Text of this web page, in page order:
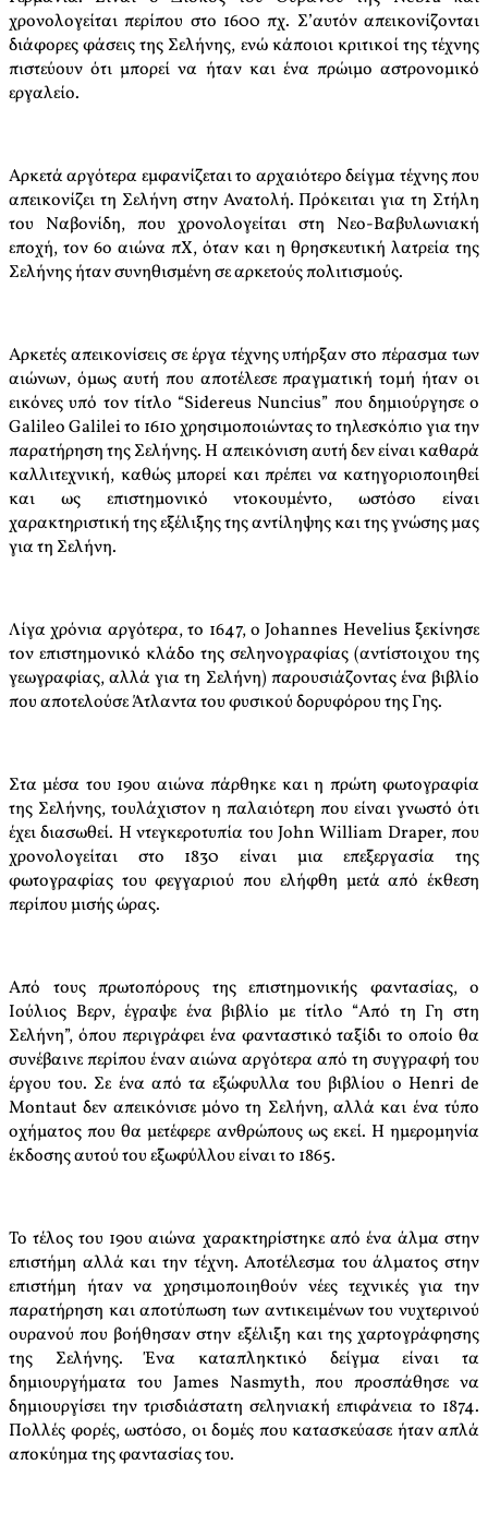
χρονολογείται περίπου στο 1600 πχ. Σ’αυτόν απεικονίζονται
διάφορες φάσεις της Σελήνης, ενώ κάποιοι κριτικοί της τέχνης
πιστεύουν ότι μπορεί να ήταν και ένα πρώιμο αστρονομικό
εργαλείο.
Αρκετά αργότερα εμφανίζεται το αρχαιότερο δείγμα τέχνης που
απεικονίζει τη Σελήνη στην Ανατολή. Πρόκειται για τη Στήλη
του Ναβονίδη, που χρονολογείται στη Νεο-Βαβυλωνιακή
εποχή, τον 6ο αιώνα πΧ, όταν και η θρησκευτική λατρεία της
Σελήνης ήταν συνηθισμένη σε αρκετούς πολιτισμούς.
Αρκετές απεικονίσεις σε έργα τέχνης υπήρξαν στο πέρασμα των
αιώνων, όμως αυτή που αποτέλεσε πραγματική τομή ήταν οι
εικόνες υπό τον τίτλο “Sidereus Nuncius” που δημιούργησε ο
Galileo Galilei το 1610 χρησιμοποιώντας το τηλεσκόπιο για την
παρατήρηση της Σελήνης. Η απεικόνιση αυτή δεν είναι καθαρά
καλλιτεχνική, καθώς μπορεί και πρέπει να κατηγοριοποιηθεί
και ως επιστημονικό ντοκουμέντο, ωστόσο είναι
χαρακτηριστική της εξέλιξης της αντίληψης και της γνώσης μας
για τη Σελήνη.
Λίγα χρόνια αργότερα, το 1647, ο Johannes Hevelius ξεκίνησε
τον επιστημονικό κλάδο της σεληνογραφίας (αντίστοιχου της
γεωγραφίας, αλλά για τη Σελήνη) παρουσιάζοντας ένα βιβλίο
που αποτελούσε Άτλαντα του φυσικού δορυφόρου της Γης.
Στα μέσα του 19ου αιώνα πάρθηκε και η πρώτη φωτογραφία
της Σελήνης, τουλάχιστον η παλαιότερη που είναι γνωστό ότι
έχει διασωθεί. Η ντεγκεροτυπία του John William Draper, που
χρονολογείται στο 1830 είναι μια επεξεργασία της
φωτογραφίας του φεγγαριού που ελήφθη μετά από έκθεση
περίπου μισής ώρας.
Από τους πρωτοπόρους της επιστημονικής φαντασίας, ο
Ιούλιος Βερν, έγραψε ένα βιβλίο με τίτλο “Από τη Γη στη
Σελήνη”, όπου περιγράφει ένα φανταστικό ταξίδι το οποίο θα
συνέβαινε περίπου έναν αιώνα αργότερα από τη συγγραφή του
έργου του. Σε ένα από τα εξώφυλλα του βιβλίου ο Henri de
Montaut δεν απεικόνισε μόνο τη Σελήνη, αλλά και ένα τύπο
οχήματος που θα μετέφερε ανθρώπους ως εκεί. Η ημερομηνία
έκδοσης αυτού του εξωφύλλου είναι το 1865.
Το τέλος του 19ου αιώνα χαρακτηρίστηκε από ένα άλμα στην
επιστήμη αλλά και την τέχνη. Αποτέλεσμα του άλματος στην
επιστήμη ήταν να χρησιμοποιηθούν νέες τεχνικές για την
παρατήρηση και αποτύπωση των αντικειμένων του νυχτερινού
ουρανού που βοήθησαν στην εξέλιξη και της χαρτογράφησης
της Σελήνης. Ένα καταπληκτικό δείγμα είναι τα
δημιουργήματα του James Nasmyth, που προσπάθησε να
δημιουργίσει την τρισδιάστατη σεληνιακή επιφάνεια το 1874.
Πολλές φορές, ωστόσο, οι δομές που κατασκεύασε ήταν απλά
αποκύημα της φαντασίας του.